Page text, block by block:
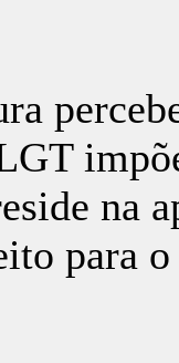
na
para